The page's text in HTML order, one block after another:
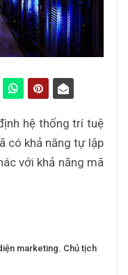
hệ thống trí tuệ
có khả năng tự lập
với khả năng mã
marketing. Chủ tịch